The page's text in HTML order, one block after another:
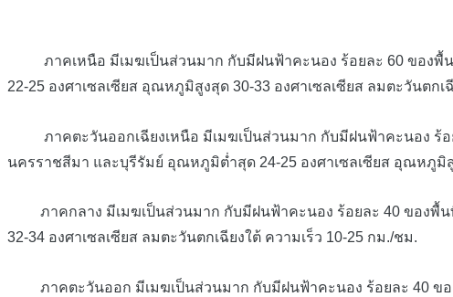
ภาคเหนือ มีเมฆเป็นส่วนมาก กับมีฝนฟ้าคะนอง ร้อยละ 60 ของพื้น
22-25 องศาเซลเซียส อุณหภูมิสูงสุด 30-33 องศาเซลเซียส ลมตะวันตกเ
ภาคตะวันออกเฉียงเหนือ มีเมฆเป็นส่วนมาก กับมีฝนฟ้าคะนอง ร้อ
นครราชสีมา และบุรีรัมย์ อุณหภูมิต่ำสุด 24-25 องศาเซลเซียส อุณหภูมิสู
ภาคกลาง มีเมฆเป็นส่วนมาก กับมีฝนฟ้าคะนอง ร้อยละ 40 ของพื้น
32-34 องศาเซลเซียส ลมตะวันตกเฉียงใต้ ความเร็ว 10-25 กม./ชม.
ภาคตะวันออก มีเมฆเป็นส่วนมาก กับมีฝนฟ้าคะนอง ร้อยละ 40 ขอ